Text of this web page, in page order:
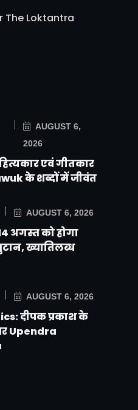
The Loktantra
AUGUST 6,
2026
एवं गीतकार
के शब्दों में जीवंत
AUGUST 6, 2026
अगस्त को होगा
ख्यातिलब्ध
AUGUST 6, 2026
दीपक प्रकाश के
Upendra